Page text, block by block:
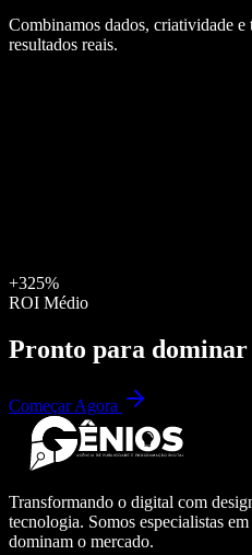
Combinamos dados, criatividade e
resultados reais.
+325%
ROI Médio
Pronto para dominar
Começar Agora
Transformando o digital com
tecnologia. Somos especialistas
dominam o mercado.